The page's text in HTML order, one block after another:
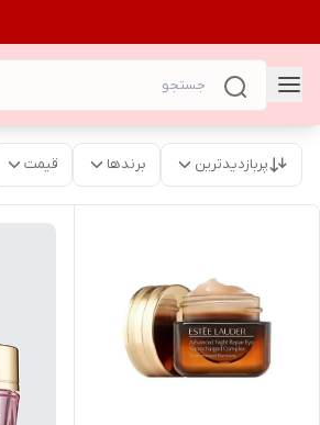
پربازدیدترین برندها قیمت